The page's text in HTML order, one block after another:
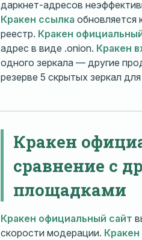
даркнет-адресов
Кракен ссылка обновляется
реестр. Кракен
адрес в виде .onion. Кракен
одного зеркала — другие
резерве 5 скрытых зеркал
Кракен
сравнение с
площадками
Кракен официальный сайт
скорости модерации. Кракен